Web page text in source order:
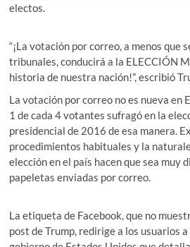
electos.
“¡La votación por correo, a menos que
tribunales, conducirá a la ELECCIÓN
historia de nuestra nación!”, escribió
La votación por correo no es nueva en
1 de cada 4 votantes sufragó en la
presidencial de 2016 de esa manera.
procedimientos habituales y la
elección en el país hacen que sea muy
papeletas enviadas por correo.
La etiqueta de Facebook, que no
post de Trump, redirige a los usuarios